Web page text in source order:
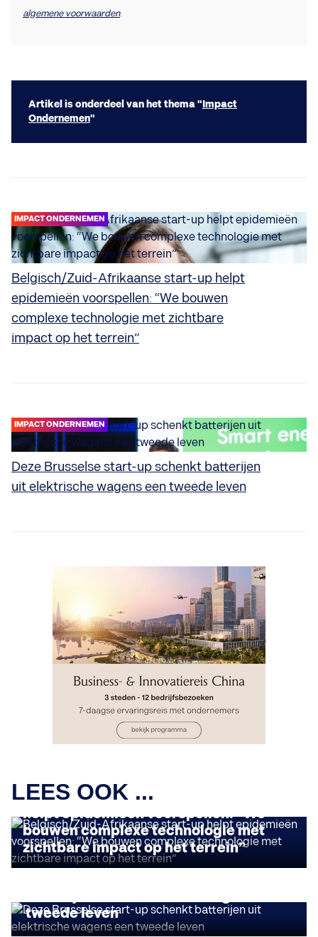
algemene voorwaarden.
Artikel is onderdeel van het thema "Impact
Ondernemen"
IMPACT ONDERNEMEN
Belgisch/Zuid-Afrikaanse start-up helpt
epidemieën voorspellen: “We bouwen
complexe technologie met zichtbare
impact op het terrein”
IMPACT ONDERNEMEN
Deze Brusselse start-up schenkt batterijen
uit elektrische wagens een tweede leven
LEES OOK ...
Belgisch/Zuid-Afrikaanse start-up
helpt epidemieën voorspellen: “We
bouwen complexe technologie met
zichtbare impact op het terrein”
IMPACT ONDERNEMEN
tweede leven
DUURZAAM ONDERNEMEN